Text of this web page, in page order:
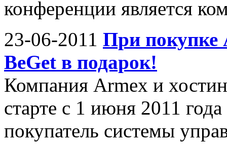
конференции является
23-06-2011 При покупке
BeGet в подарок!
Компания Armex и
старте с 1 июня 2011
покупатель системы